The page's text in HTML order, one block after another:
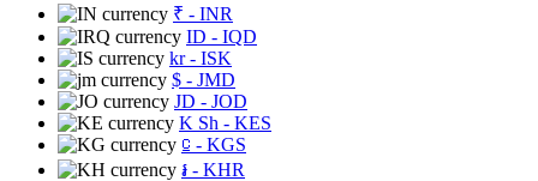
₹ - INR
ID - IQD
kr- ISK
$ - JMD
JD - JOD
K Sh - KES
⃀ - KGS
៛ - KHR